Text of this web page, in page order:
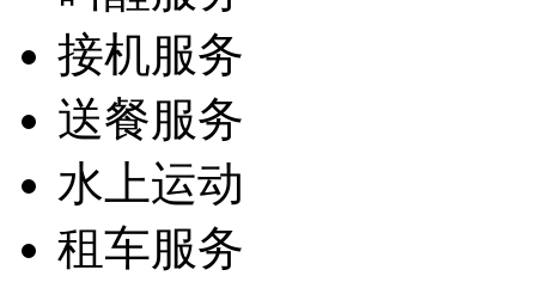
接机服务
送餐服务
水上运动
租车服务